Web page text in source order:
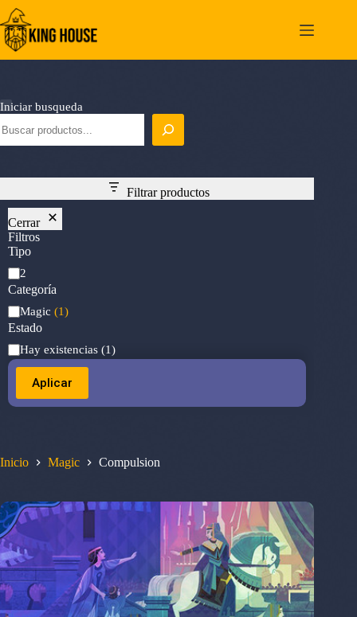
Saltar
al
contenido
Inicio Magic Compulsion
Iniciar busqueda
Filtrar productos
Cerrar
Filtros
Tipo
Mana
Cost
2
Categoría
Categoría
Magic (1)
Estado
Estado
Hay existencias (1)
Aplicar